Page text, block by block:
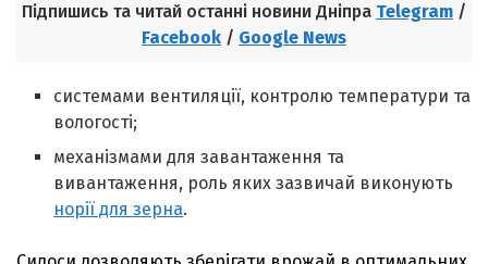
Підпишись та читай останні новини Дніпра Telegram /
Facebook / Google News
системами вентиляції, контролю температури та
вологості;
механізмами для завантаження та
вивантаження, роль яких зазвичай виконують
норії для зерна.